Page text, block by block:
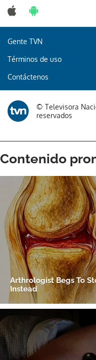
Gente TVN
Términos de uso
Contáctenos
© Televisora
reservados